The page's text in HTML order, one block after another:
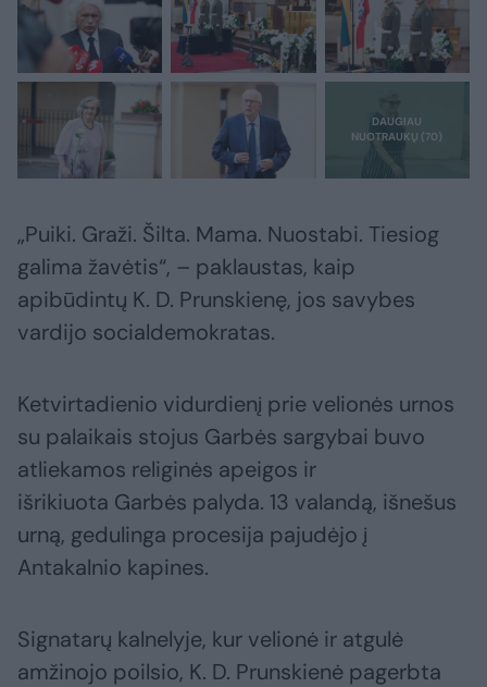
„Puiki. Graži. Šilta. Mama. Nuostabi. Tiesiog
galima žavėtis“, – paklaustas, kaip
apibūdintų K. D. Prunskienę, jos savybes
vardijo socialdemokratas.
Ketvirtadienio vidurdienį prie velionės urnos
su palaikais stojus Garbės sargybai buvo
atliekamos religinės apeigos ir
išrikiuota Garbės palyda. 13 valandą, išnešus
urną, gedulinga procesija pajudėjo į
Antakalnio kapines.
Signatarų kalnelyje, kur velionė ir atgulė
amžinojo poilsio, K. D. Prunskienė pagerbta